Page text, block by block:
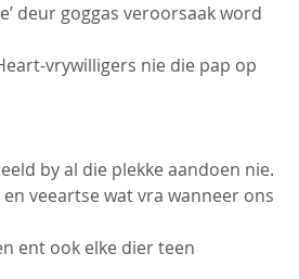
deur goggas veroorsaak word
vrywilligers nie die pap op
by al die plekke aandoen nie.
veeartse wat vra wanneer ons
ent ook elke dier teen